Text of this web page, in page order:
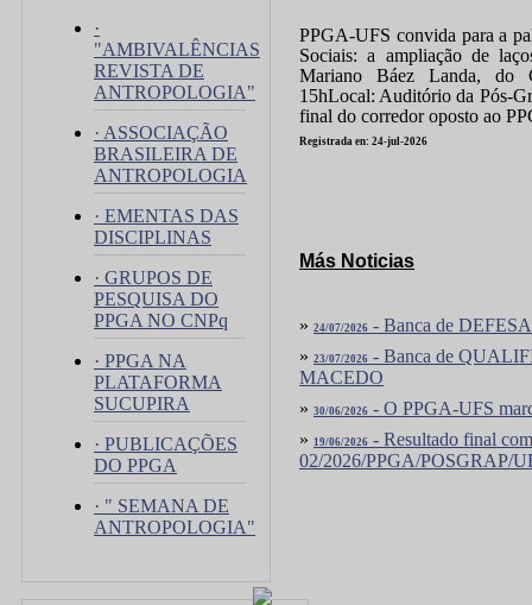
·
"AMBIVALÊNCIAS
REVISTA DE
ANTROPOLOGIA"
· ASSOCIAÇÃO
BRASILEIRA DE
ANTROPOLOGIA
· EMENTAS DAS
DISCIPLINAS
· GRUPOS DE
PESQUISA DO
PPGA NO CNPq
· PPGA NA
PLATAFORMA
SUCUPIRA
· PUBLICAÇÕES
DO PPGA
· " SEMANA DE
ANTROPOLOGIA"
PPGA-UFS convida para a
Sociais: a ampliação de
Mariano Báez Landa, do
15hLocal: Auditório da Pós-
final do corredor oposto ao
Registrada en: 24-jul-2026
Más Noticias
» 24/07/2026 - Banca de
» 23/07/2026 - Banca de
MACEDO
» 30/06/2026 - O PPGA-UFS
» 19/06/2026 - Resultado final
02/2026/PPGA/POSGRAP/